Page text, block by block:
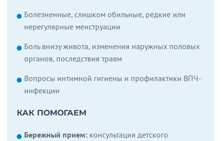
Болезненные, слишком обильные, редкие или
нерегулярные менструации
Боль внизу живота, изменения наружных половых
органов, последствия травм
Вопросы интимной гигиены и профилактики ВПЧ-
инфекции
КАК ПОМОГАЕМ
Бережный прием:консультация детского